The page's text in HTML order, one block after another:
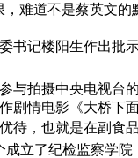
难道不是蔡英文
楼阳生作出批
拍摄中央电视台
剧情电影《大桥
，也就是在副食
了纪检监察学